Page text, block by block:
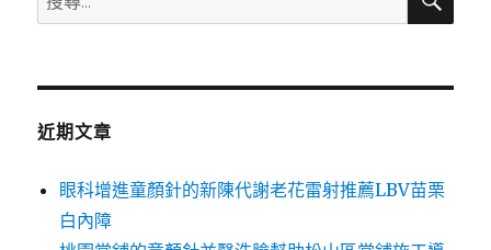
尋
鍵
近期文章
眼科增進童顏針的新陳代謝老花雷射推薦LBV苗栗
白內障